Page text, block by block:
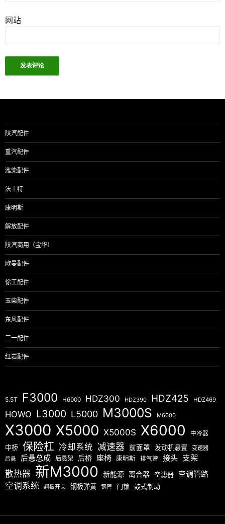
网站
陕汽配件
重汽配件
潍柴配件
法士特
康明斯
解放配件
陕汽商用（宝华）
欧曼配件
徐工配件
玉柴配件
东风配件
三一配件
红岩配件
5.5T F3000 H6000 HDZ300 HDZ390 HDZ425 HDZ469
HOWO L3000 L5000 M3000S M6000
X3000 X5000 X5000S X6000 中冷器
中桥 保险杠 冷却系统 减速器 前面罩 发动机悬置 变速器
后悬 后悬总成 后悬架 后桥 座椅 康明斯 排气管 接头 支架
散热器 新M3000 新能源 离合器 空滤器 空调管路
空调系统 翘板开关 钢板弹簧 钢管 门锁 鼓式制动